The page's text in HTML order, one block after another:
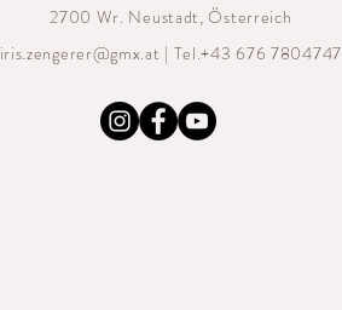
2700 Wr. Neustadt, Österreich
iris.zengerer@gmx.at | Tel.+43 676 7804747